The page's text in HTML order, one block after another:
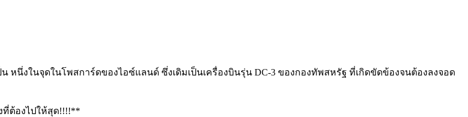
ป็น หนึ่งในจุดในโพสการ์ดของไอซ์แลนด์ ซึ่งเดิมเป็นเครื่องบินรุ่น DC-3 ของกองทัพสหรัฐ ที่เกิดขัดข้องจนต้องลงจอด
ที่ต้องไปให้สุด!!!!**